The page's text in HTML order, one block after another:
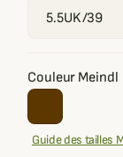
Couleur Meindl
Guide des tailles